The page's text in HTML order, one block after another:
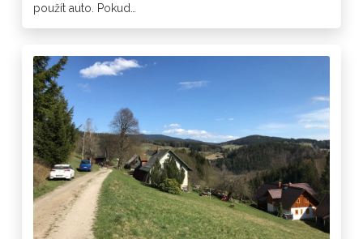
použít auto. Pokud…